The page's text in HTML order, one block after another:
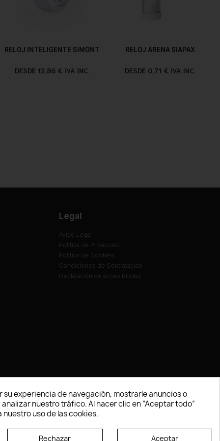
RELOJ INTELIGENTE SIMONT
DESDE 12,86 € IVA INC.
RELOJ ARENA SIAPAX
DESDE 0,71 € IVA INC.
Legal
Aviso Legal
Política de Privacidad
Política de Cookies
Condiciones de Contratación
Declaración de accesibilidad
su experiencia de navegación, mostrarle anuncios o
nuestro tráfico. Al hacer clic en “Aceptar todo”
uso de las cookies.
Rechazar Aceptar